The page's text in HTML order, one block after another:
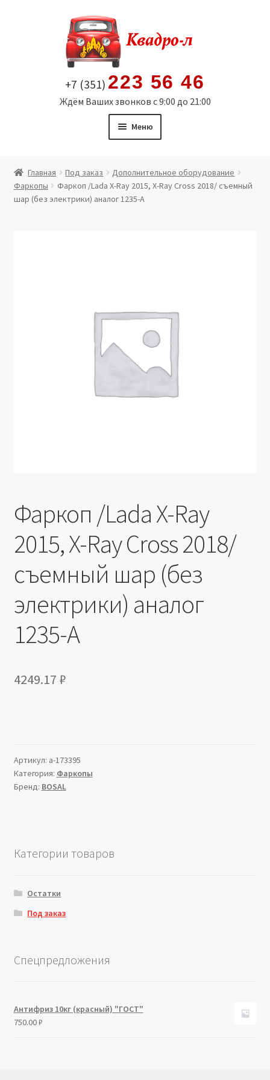
содержимому
+7 (351) 223 56 46
Ждём Ваших звонков с 9:00 до 21:00
Меню
Витрина
Главная Под заказ
Дополнительное оборудование
Фаркопы
Фаркоп /Lada X-Ray 2015, X-Ray Cross 2018/ съемный
шар (без электрики) аналог 1235-A
Фаркоп /Lada X-Ray
2015, X-Ray Cross 2018/
съемный шар (без
электрики) аналог
1235-A
4249.17 ₽
Артикул: a-173395
Категория: Фаркопы
Бренд: BOSAL
Категории товаров
Остатки
Под заказ
Спецпредложения
Антифриз 10кг (красный) "ГОСТ"
750.00₽